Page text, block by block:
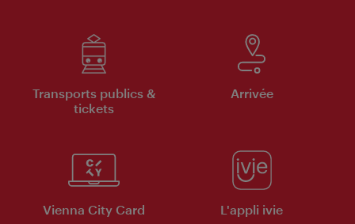
Transports publics &
tickets
Arrivée
Vienna City Card L'appli ivie